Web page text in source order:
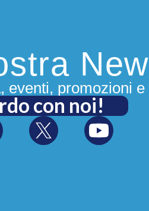
eventi, promozioni
con noi!